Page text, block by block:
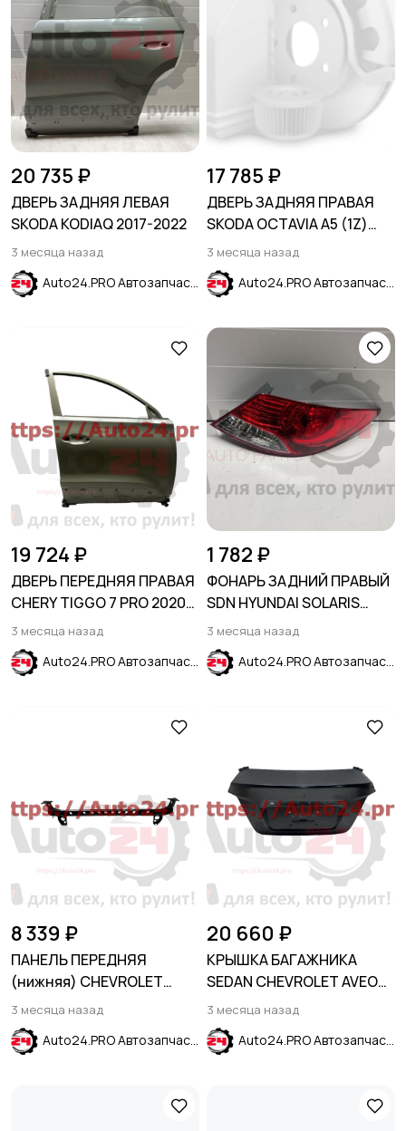
20 735 ₽
ДВЕРЬ ЗАДНЯЯ ЛЕВАЯ
SKODA KODIAQ 2017-2022
3 месяца назад
Auto24.PRO Автозапчасти
17 785 ₽
ДВЕРЬ ЗАДНЯЯ ПРАВАЯ
SKODA OCTAVIA A5 (1Z)
2004-2013
3 месяца назад
Auto24.PRO Автозапчасти
19 724 ₽
ДВЕРЬ ПЕРЕДНЯЯ ПРАВАЯ
CHERY TIGGO 7 PRO 2020-
T18/T1A/T1E/T1D
3 месяца назад
Auto24.PRO Автозапчасти
1 782 ₽
ФОНАРЬ ЗАДНИЙ ПРАВЫЙ
SDN HYUNDAI SOLARIS
2011-2014
3 месяца назад
Auto24.PRO Автозапчасти
8 339 ₽
ПАНЕЛЬ ПЕРЕДНЯЯ
(нижняя) CHEVROLET
MALIBU 2016-2024
3 месяца назад
Auto24.PRO Автозапчасти
20 660 ₽
КРЫШКА БАГАЖНИКА
SEDAN CHEVROLET AVEO
T300 2011-2015
3 месяца назад
Auto24.PRO Автозапчасти